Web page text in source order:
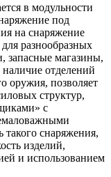
в модульности
под
на снаряжение
разнообразных
запасные магазины,
отделений
оружия, позволяет
структур,
с
снаряжения,
изделий,
и использованием